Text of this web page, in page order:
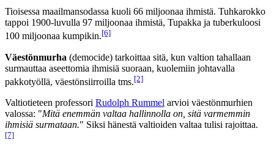
Tioisessa maailmansodassa kuoli 66 miljoonaa ihmistä. Tuhkarokko
tappoi 1900-luvulla 97 miljoonaa ihmistä, Tupakka ja tuberkuloosi
100 miljoonaa kumpikin.[6]
Väestönmurha (democide) tarkoittaa sitä, kun valtion tahallaan
surmauttaa aseettomia ihmisiä suoraan, kuolemiin johtavalla
pakkotyöllä, väestönsiirroilla tms.[2]
Valtiotieteen professori Rudolph Rummel arvioi väestönmurhien
valossa: "Mitä enemmän valtaa hallinnolla on, sitä varmemmin
ihmisiä surmataan." Siksi hänestä valtioiden valtaa tulisi rajoittaa.
[7]